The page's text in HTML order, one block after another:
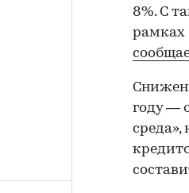
8%. С
рамках
году —
среда»,